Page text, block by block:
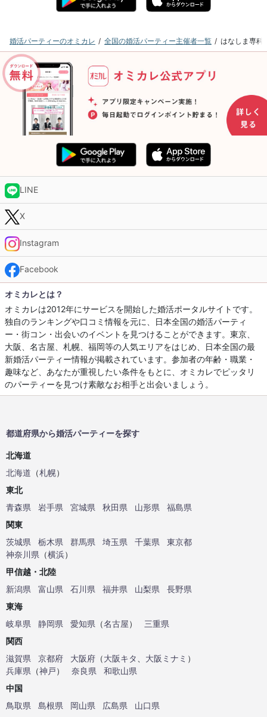
婚活パーティーのオミカレ 全国の婚活パーティー主催者一覧 はなしま専科
LINE
X
Instagram
Facebook
オミカレとは？
オミカレは2012年にサービスを開始した婚活ポータルサイトです。
独自のランキングや口コミ情報を元に、日本全国の婚活パーティ
ー・街コン・出会いのイベントを見つけることができます。東京、
大阪、名古屋、札幌、福岡等の人気エリアをはじめ、日本全国の最
新婚活パーティー情報が掲載されています。参加者の年齢・職業・
趣味など、あなたが重視したい条件をもとに、オミカレでピッタリ
のパーティーを見つけ素敵なお相手と出会いましょう。
都道府県から婚活パーティーを探す
北海道
北海道 （札幌）
東北
青森県
岩手県 宮城県 秋田県 山形県
福島県
関東
茨城県
栃木県 群馬県 埼玉県 千葉県
東京都
神奈川県 （横浜）
甲信越・北陸
新潟県
富山県 石川県 福井県 山梨県
長野県
東海
岐阜県
静岡県 愛知県 （名古屋）
三重県
関西
滋賀県
京都府 大阪府 （大阪キタ 大阪ミナミ ）
兵庫県 （神戸） 奈良県
和歌山県
中国
鳥取県
島根県 岡山県 広島県
山口県